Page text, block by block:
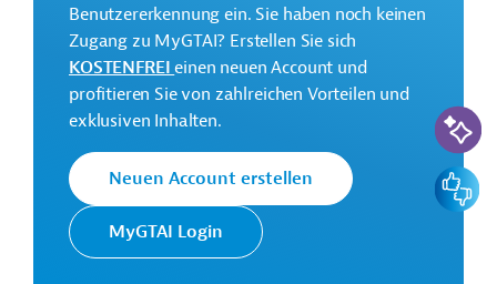
Kontaktadresse
Weltbank
Die Weltbankgruppe ist eine der
weltweit größten multilateralen
Entwicklungsorganisationen.
Benutzererkennung ein. Sie haben noch keinen
Zugang zu MyGTAI? Erstellen Sie sich
KOSTENFREIeinen neuen Account und
profitieren Sie von zahlreichen Vorteilen und
exklusiven Inhalten.
Neuen Account erstellen
MyGTAI Login
KI-